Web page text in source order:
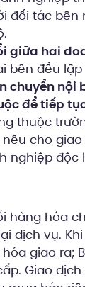
đối tác bên
giữa hai
bên đều
chuyển nội
để tiếp
thuộc
cho
nghiệp độc
hàng hóa
dịch vụ.
giao ra;
Giao